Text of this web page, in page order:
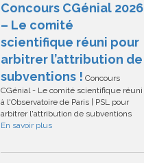
Concours CGénial 2026
– Le comité
scientifique réuni pour
arbitrer l’attribution de
subventions ! Concours
CGénial - Le comité scientifique réuni
à l'Observatoire de Paris | PSL pour
arbitrer l'attribution de subventions
En savoir plus